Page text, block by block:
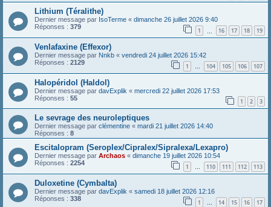
Lithium (Téralithe)
Dernier message par IsoTerme « dimanche 26 juillet 2026 9:40
Réponses : 379 1 16 17 18 19
Venlafaxine (Effexor)
Dernier message par Nnkb « vendredi 24 juillet 2026 15:42
Réponses : 2129 1 … 104 105 106 107
Halopéridol (Haldol)
Dernier message par davExplik « mercredi 22 juillet 2026 17:53
Réponses : 55 1 2 3
Le sevrage des neuroleptiques
Dernier message par clémentine « mardi 21 juillet 2026 14:40
Réponses : 8
Escitalopram (Seroplex/Cipralex/Sipralexa/Lexapro)
Dernier message par Archaos « dimanche 19 juillet 2026 10:54
Réponses : 2254 1 … 110 111 112 113
Duloxetine (Cymbalta)
Dernier message par davExplik « samedi 18 juillet 2026 12:16
Réponses : 338 1 … 14 15 16 17